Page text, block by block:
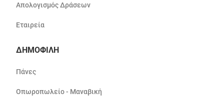
Απολογισμός Δράσεων
Εταιρεία
ΔΗΜΟΦΙΛΗ
Πάνες
Οπωροπωλείο - Μαναβική